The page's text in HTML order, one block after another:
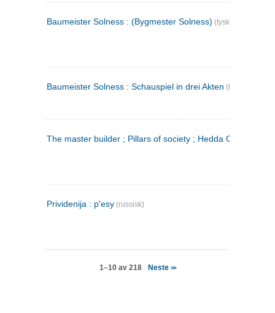
Baumeister Solness : (Bygmester Solness) (tysk)
Baumeister Solness : Schauspiel in drei Akten (tysk)
The master builder ; Pillars of society ; Hedda Gabler
Prividenija : p'esy (russisk)
1–10 av 218 Neste >>